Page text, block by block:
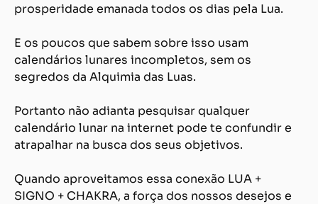
prosperidade emanada todos os dias pela Lua.
E os poucos que sabem sobre isso usam
calendários lunares incompletos, sem os
segredos da Alquimia das Luas.
Portanto não adianta pesquisar qualquer
calendário lunar na internet pode te confundir e
atrapalhar na busca dos seus objetivos.
Quando aproveitamos essa conexão LUA +
SIGNO + CHAKRA, a força dos nossos desejos e